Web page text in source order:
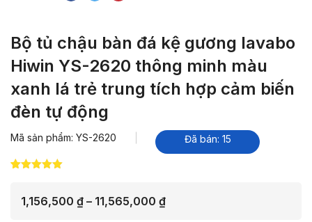
Bộ tủ chậu bàn đá kệ gương lavabo
Hiwin YS-2620 thông minh màu
xanh lá trẻ trung tích hợp cảm biến
đèn tự động
Mã sản phẩm: YS-2620 Đã bán: 15
đánh giá
1,156,500 ₫ – 11,565,000 ₫Khoảng